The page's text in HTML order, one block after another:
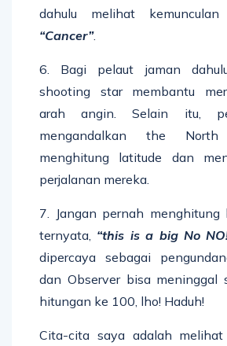
dahulu melihat
“Cancer”.
6. Bagi pelaut jaman
shooting star membantu
arah angin. Selain itu,
mengandalkan the
menghitung latitude dan
perjalanan mereka.
7. Jangan pernah menghitung
ternyata, “this is a big No
dipercaya sebagai
dan Observer bisa meninggal
hitungan ke 100, lho! Haduh!
Cita-cita saya adalah